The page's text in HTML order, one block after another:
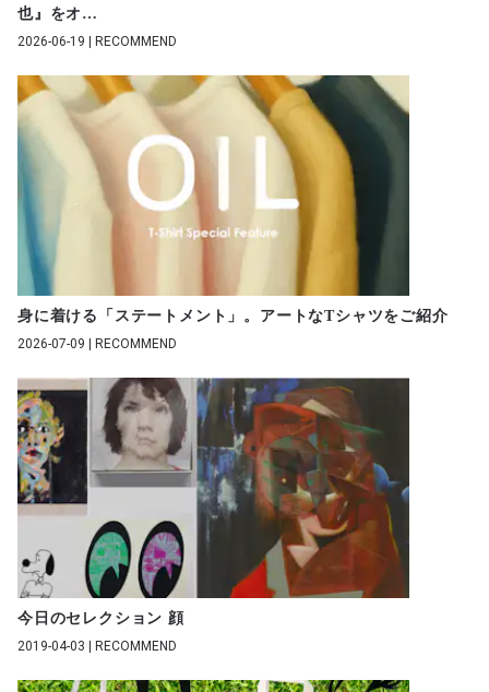
也』をオ …
2026-06-19 | RECOMMEND
身に着ける「ステートメント」。アートなTシャツをご紹介
2026-07-09 | RECOMMEND
今日のセレクション 顔
2019-04-03 | RECOMMEND